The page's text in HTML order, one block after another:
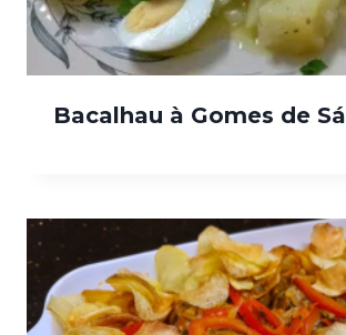
Bacalhau à Gomes de Sá